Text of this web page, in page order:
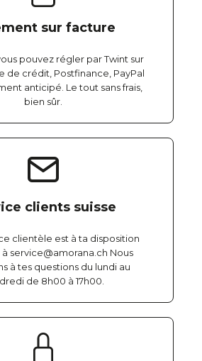
sur facture
pouvez régler par Twint sur
de crédit, Postfinance, PayPal
anticipé. Le tout sans frais,
bien sûr.
clients suisse
clientèle est à ta disposition
service@amorana.ch Nous
à tes questions du lundi au
de 8h00 à 17h00.